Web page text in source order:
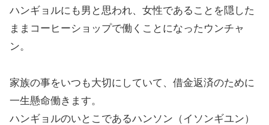
ハンギョルにも男と思われ、女性であることを隠した
ままコーヒーショップで働くことになったウンチャ
ン。
家族の事をいつも大切にしていて、借金返済のために
一生懸命働きます。
ハンギョルのいとこであるハンソン（イソンギユン）